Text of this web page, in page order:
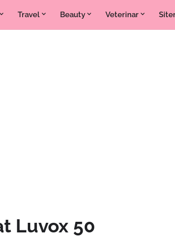
Travel Beauty Veterinar
Luvox 50